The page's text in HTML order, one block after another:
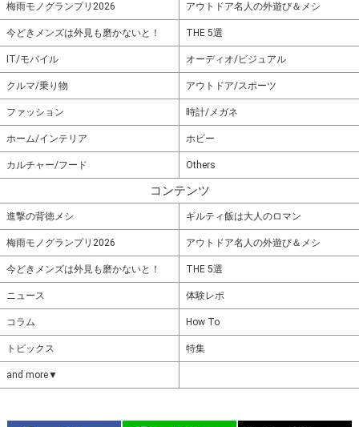
梅雨モノグランプリ2026 アウトドア名人の外遊び＆メシ
今どきメンズは外見も磨かないと！ THE 5選
IT/モバイル オーディオ/ビジュアル
クルマ/乗り物 アウトドア/スポーツ
ファッション 時計/メガネ
ホーム/インテリア ホビー
カルチャー/フード Others
コンテンツ
進撃の背徳メシ ギルティ飯は大人のロマン
梅雨モノグランプリ2026 アウトドア名人の外遊び＆メシ
今どきメンズは外見も磨かないと！ THE 5選
ニュース 体験レポ
コラム How To
トピックス 特集
and more▼